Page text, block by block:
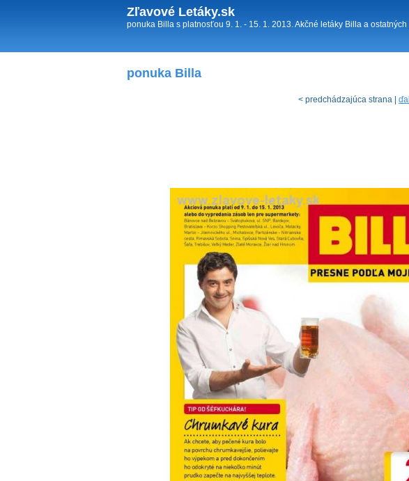
Zľavové Letáky.sk
ponuka Billa s platnosťou 9. 1. - 15. 1. 2013. Akčné letáky Billa a
ponuka Billa
< predchádzajúca strana |